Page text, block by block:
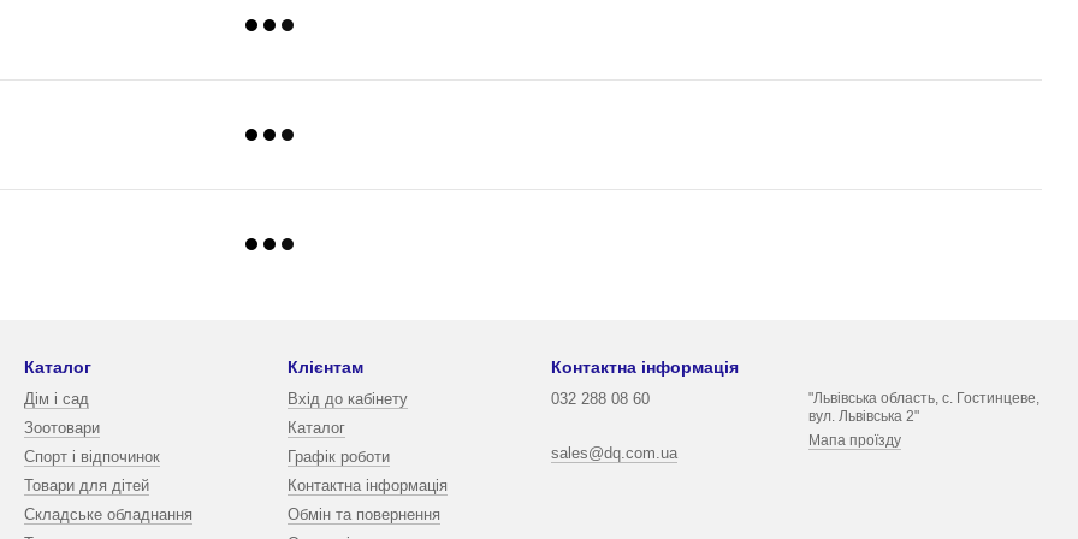
Каталог
Дім і сад
Зоотовари
Спорт і відпочинок
Товари для дітей
Складське обладнання
Клієнтам
Вхід до кабінету
Каталог
Графік роботи
Контактна інформація
Обмін та повернення
Контактна інформація
032 288 08 60
sales@dq.com.ua
"Львівська область, с. Гостинцеве,
вул. Львівська 2"
Мапа проїзду